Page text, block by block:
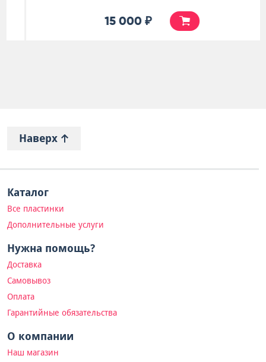
15 000 ₽
Наверх
Каталог
Все пластинки
Дополнительные услуги
Нужна помощь?
Доставка
Самовывоз
Оплата
Гарантийные обязательства
О компании
Наш магазин